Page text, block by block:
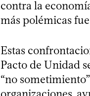
contra la
más polémicas
Estas
Pacto de Unidad
“no